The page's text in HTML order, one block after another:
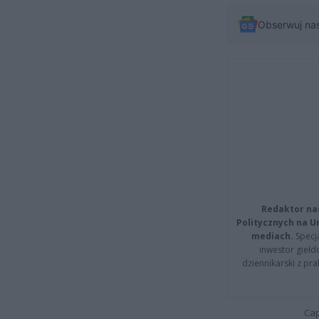
Obserwuj
Redaktor
Politycznych na
mediach.
inwestor
dziennikarski z